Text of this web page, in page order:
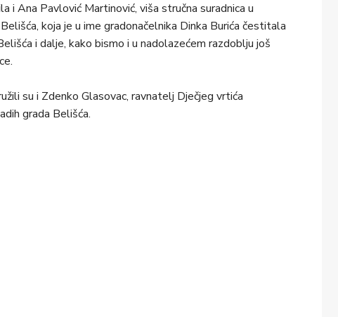
i Ana Pavlović Martinović, viša stručna suradnica u
koja je u ime gradonačelnika Dinka Burića čestitala
i dalje, kako bismo i u nadolazećem razdoblju još
su i Zdenko Glasovac, ravnatelj Dječjeg vrtića
grada Belišća.